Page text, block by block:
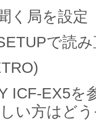
く局を設定
で読
ICF-EX5を
い方はど